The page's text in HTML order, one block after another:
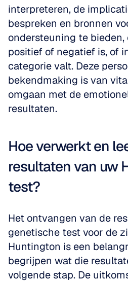
interpreteren, de
bespreken en bronnen
ondersteuning te
positief of negatief is, of
categorie valt. Deze
bekendmaking is van
omgaan met de
resultaten.
Hoe verwerkt en
resultaten van uw
test?
Het ontvangen van de
genetische test voor de
Huntington is een
begrijpen wat die
volgende stap. De